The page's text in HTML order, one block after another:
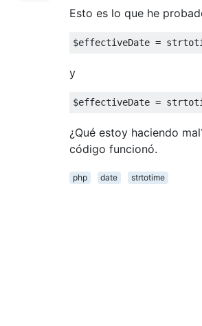
Esto es lo que he
$effectiveDate =
y
$effectiveDate =
¿Qué estoy haciendo
código funcionó.
php date
strtotime